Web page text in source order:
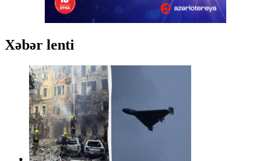
Xəbər lenti